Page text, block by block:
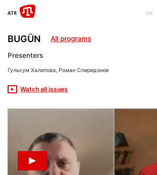
UA
BUGÜN All programs
Presenters
Гульсум Халилова, Роман Спиридонов
Watch all issues